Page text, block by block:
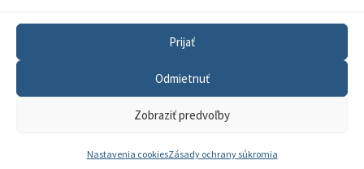
Prijať
Odmietnuť
Zobraziť predvoľby
Nastavenia cookiesZásady ochrany súkromia
© 2026 Národný inštitút vzdelávania a mládeže
Sprístupnenie informácií
Nastavenia cookies
GDPR